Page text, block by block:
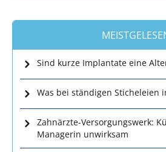
Sind kurze Implantate eine
Was bei ständigen Sticheleien
Zahnärzte-Versorgungswerk:
Managerin unwirksam